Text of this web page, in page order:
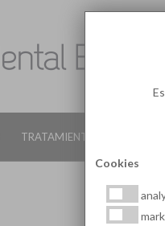
TRATAMIENTOS DENTALES
Cookies